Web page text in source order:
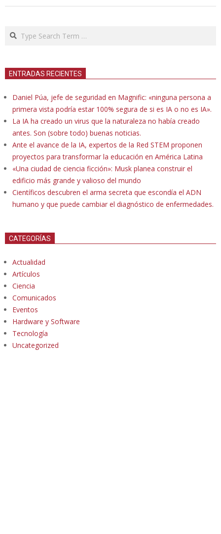
Search
ENTRADAS RECIENTES
Daniel Púa, jefe de seguridad en Magnific: «ninguna persona a
primera vista podría estar 100% segura de si es IA o no es IA».
La IA ha creado un virus que la naturaleza no había creado
antes. Son (sobre todo) buenas noticias.
Ante el avance de la IA, expertos de la Red STEM proponen
proyectos para transformar la educación en América Latina
«Una ciudad de ciencia ficción»: Musk planea construir el
edificio más grande y valioso del mundo
Científicos descubren el arma secreta que escondía el ADN
humano y que puede cambiar el diagnóstico de enfermedades.
CATEGORÍAS
Actualidad
Artículos
Ciencia
Comunicados
Eventos
Hardware y Software
Tecnología
Uncategorized